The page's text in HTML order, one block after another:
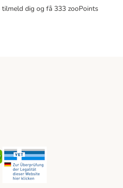
tilmeld dig og få 333 zooPoints
Security